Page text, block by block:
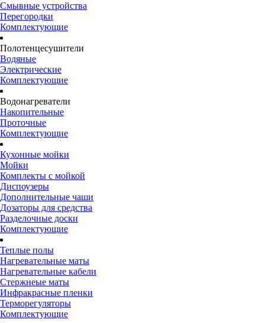
Смывные устройства
Перегородки
Комплектующие
Полотенцесушители
Водяные
Электрические
Комплектующие
Водонагреватели
Накопительные
Проточные
Комплектующие
Кухонные мойки
Мойки
Комплекты с мойкой
Диспоузеры
Дополнительные чаши
Дозаторы для средства
Разделочные доски
Комплектующие
Теплые полы
Нагревательные маты
Нагревательные кабели
Стержнеые маты
Инфракрасные пленки
Терморегуляторы
Комплектующие